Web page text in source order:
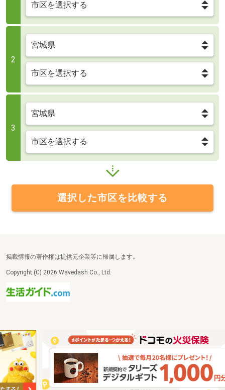
2
3
選択した市区を比較する
掲載情報の著作権は提供元企業等に帰属します。
Copyright:(C) 2026 Wavedash Co., Ltd.